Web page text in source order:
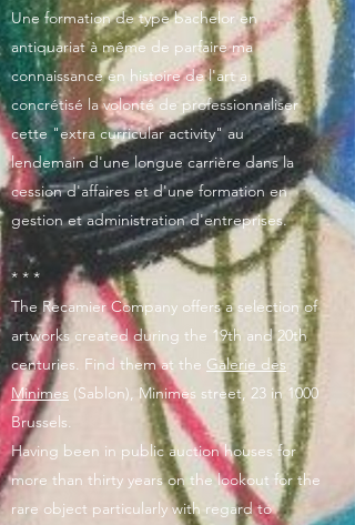
Une formation de type bachelor en
antiquariat à même de parfaire ma
connaissance en histoire de l'art a
concrétisé la volonté de professionnaliser
cette "extra curricular activity" au
lendemain d'une longue carrière dans la
cession d'affaires et d'une formation en
gestion et administration d'entreprises.
* * *
The Recamier Company offers a selection of
artworks created during the 19th and 20th
centuries. Find them at the Galerie des
Minimes (Sablon), Minimes street, 23 in 1000
Brussels.
Having been in public auction houses for
more than thirty years on the lookout for the
rare object particularly with regard to